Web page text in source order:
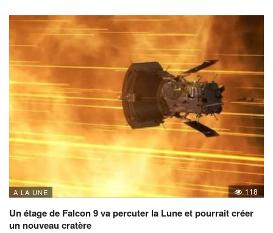
A LA UNE 118
Un étage de Falcon 9 va percuter la Lune et pourrait créer
un nouveau cratère